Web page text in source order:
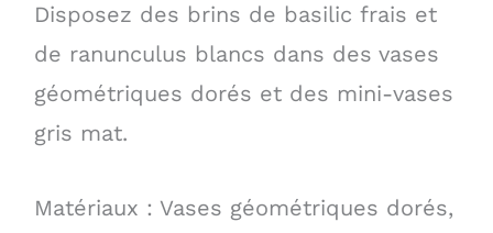
Disposez des brins de basilic frais et
de ranunculus blancs dans des vases
géométriques dorés et des mini-vases
gris mat.
Matériaux : Vases géométriques dorés,